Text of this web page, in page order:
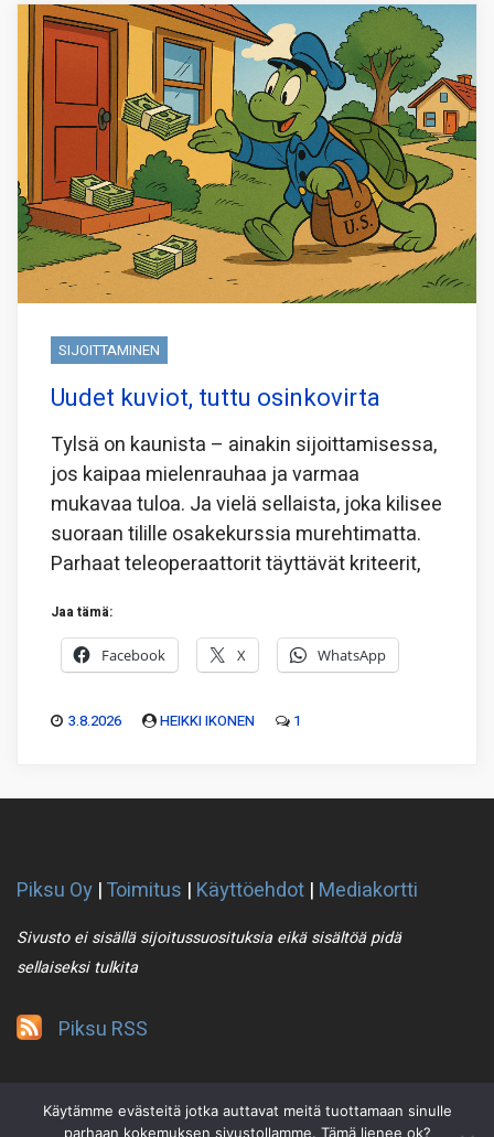
SIJOITTAMINEN
Uudet kuviot, tuttu osinkovirta
Tylsä on kaunista – ainakin sijoittamisessa,
jos kaipaa mielenrauhaa ja varmaa
mukavaa tuloa. Ja vielä sellaista, joka kilisee
suoraan tilille osakekurssia murehtimatta.
Parhaat teleoperaattorit täyttävät kriteerit,
Jaa tämä:
Facebook X WhatsApp
3.8.2026 HEIKKI IKONEN 1
Piksu Oy |Toimitus | Käyttöehdot | Mediakortti
Sivusto ei sisällä sijoitussuosituksia eikä sisältöä pidä
sellaiseksi tulkita
Piksu RSS
Käytämme evästeitä jotka auttavat meitä tuottamaan sinulle
parhaan kokemuksen sivustollamme. Tämä lienee ok?